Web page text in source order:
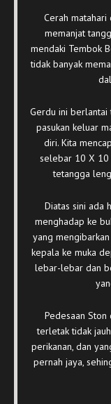
Cerah
memanjat
mendaki Tembok
tidak banyak
Gerdu ini berlantai
pasukan keluar
diri. Kita
selebar 10 X 10
tetangga
Diatas sini ada
menghadap ke
yang
kepala ke muka
lebar-lebar dan
Pedesaan
terletak tidak
perikanan, dan
pernah jaya,